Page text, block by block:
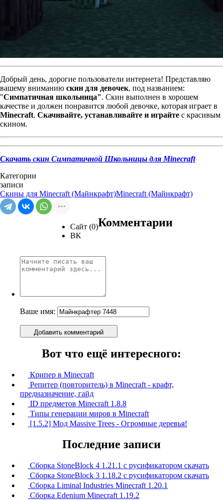
Добрый день, дорогие пользователи интернета! Представляю
вашему вниманию скин для девочек, под названием:
"Симпатичная школьница". Скин выполнен в хорошем
качестве и должен понравится любой девочке, которая играет в
Minecraft. Скачивайте, устанавливайте и играйте с красивым
скином.
Скачать скин Симпатичной Школьницы для Minecraft
Категории
записи
Скины для Minecraft (Майнкрафт)Minecraft (Майнкрафт)
Сайт (0)
ВК
Комментарии
Ваше имя:
Добавить комментарий
Вот что ещё интересного:
Крипер в Minecraft
Репитер (повторитель) в Minecraft - крафт,
предназначение, гайд
ID предметов Minecraft 1.8.8
Типы генерации миров в Minecraft
[1.5.2] Мод Massive Trees - Огромные деревья!
Последние записи
Сборка StoneBlock 4 1.21.1 с русификатором скачать
Сборка StoneBlock 3 1.18.2 с русификатором скачать
Сборка Liminal Industries Minecraft 1.20.1
Сборка Edenium Minecraft 1.19.2